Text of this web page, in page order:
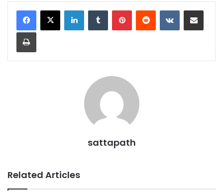
LinkedInTumblr PinterestReddit VKontakteShare via Email
Print
sattapath
Related Articles